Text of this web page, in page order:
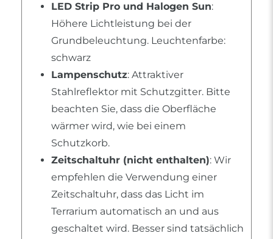
LED Strip Pro und Halogen Sun:
Höhere Lichtleistung bei der
Grundbeleuchtung. Leuchtenfarbe:
schwarz
Lampenschutz: Attraktiver
Stahlreflektor mit Schutzgitter. Bitte
beachten Sie, dass die Oberfläche
wärmer wird, wie bei einem
Schutzkorb.
Zeitschaltuhr (nicht enthalten): Wir
empfehlen die Verwendung einer
Zeitschaltuhr, dass das Licht im
Terrarium automatisch an und aus
geschaltet wird. Besser sind tatsächlich